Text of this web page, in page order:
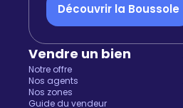
Découvrir la Boussole
Vendre un bien
Notre offre
Nos agents
Nos zones
Guide du vendeur